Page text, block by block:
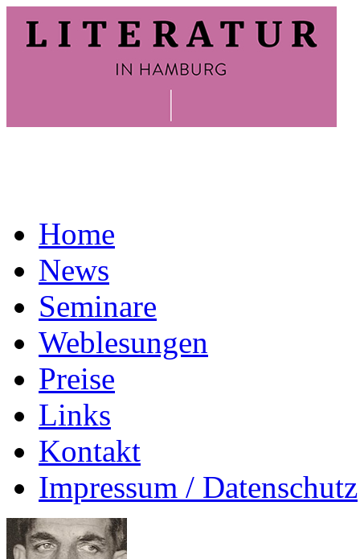
Home
News
Seminare
Weblesungen
Preise
Links
Kontakt
Impressum / Datenschutz